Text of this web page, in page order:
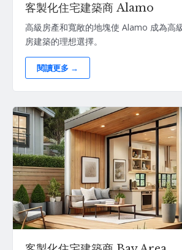
客製化住宅建築商 Alamo
高級房產和寬敞的地塊使 Alamo 成為高
房建築的理想選擇。
閱讀更多 →